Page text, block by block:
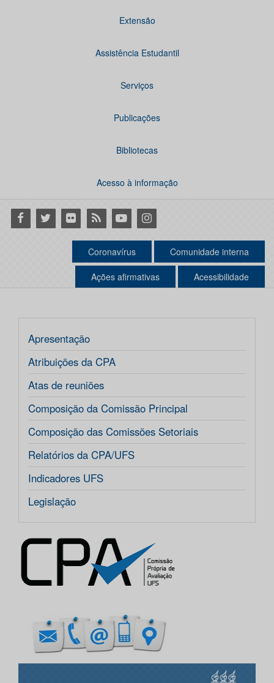
Extensão
Assistência Estudantil
Serviços
Publicações
Bibliotecas
Acesso à informação
Facebook
Twitter Flickr RSS YoutubeInstagram
Coronavírus Comunidade interna
Ações afirmativas Acessibilidade
Apresentação
Atribuições da CPA
Atas de reuniões
Composição da Comissão Principal
Composição das Comissões Setoriais
Relatórios da CPA/UFS
Indicadores UFS
Legislação